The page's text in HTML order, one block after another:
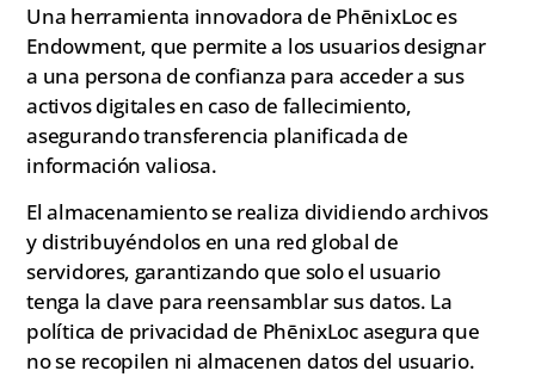
Una herramienta innovadora de PhēnixLoc es
Endowment, que permite a los usuarios designar
a una persona de confianza para acceder a sus
activos digitales en caso de fallecimiento,
asegurando transferencia planificada de
información valiosa.
El almacenamiento se realiza dividiendo archivos
y distribuyéndolos en una red global de
servidores, garantizando que solo el usuario
tenga la clave para reensamblar sus datos. La
política de privacidad de PhēnixLoc asegura que
no se recopilen ni almacenen datos del usuario.